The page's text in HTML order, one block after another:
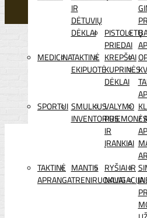
IR
DĖTUVIŲ
DĖKLAI
PISTOLETŲ
PRIEDAI
MEDICINATAKTINĖ
EKIPUOTĖ
KREPŠIAI
KUPRINĖS
DĖKLAI
SPORTUI SMULKUS
INVENTORIUS
VALYMO
PRIEMONĖS
IR
ĮRANKIAI
/
TAKTINĖ
APRANGA
MANTIS
TRENIRUOKLIAI
RYŠIAI IR
NAVIGACIJA